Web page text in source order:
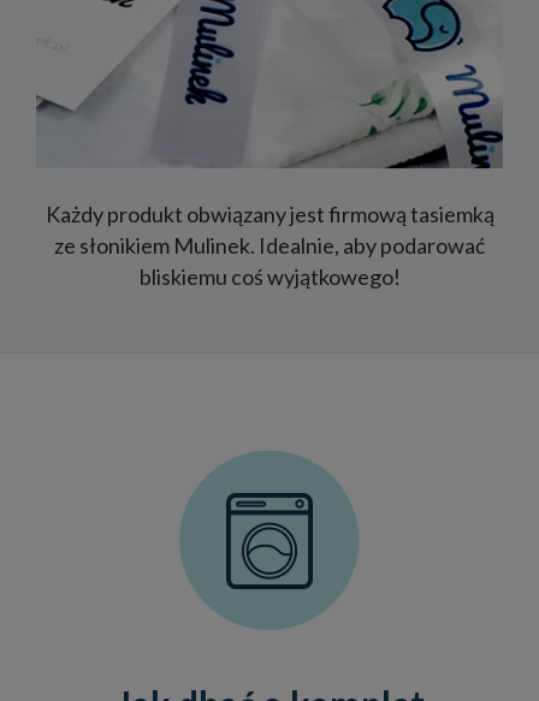
Każdy produkt obwiązany jest firmową tasiemką
ze słonikiem Mulinek. Idealnie, aby podarować
bliskiemu coś wyjątkowego!